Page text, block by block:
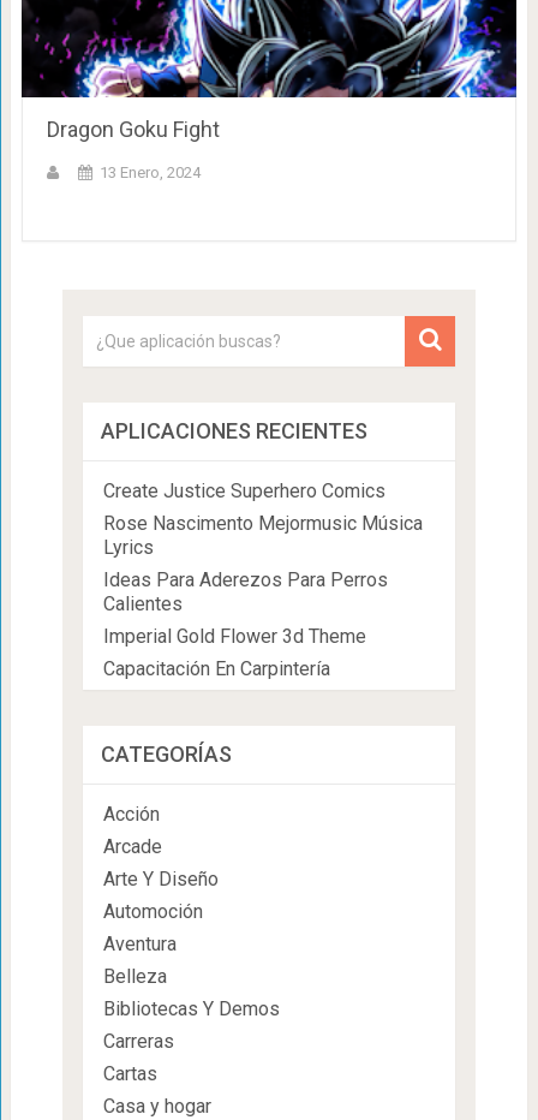
Dragon Goku Fight
13 Enero, 2024
APLICACIONES RECIENTES
Create Justice Superhero Comics
Rose Nascimento Mejormusic Música
Lyrics
Ideas Para Aderezos Para Perros
Calientes
Imperial Gold Flower 3d Theme
Capacitación En Carpintería
CATEGORÍAS
Acción
Arcade
Arte Y Diseño
Automoción
Aventura
Belleza
Bibliotecas Y Demos
Carreras
Cartas
Casa y hogar